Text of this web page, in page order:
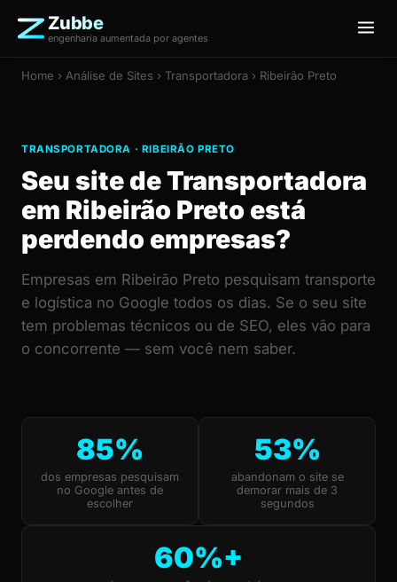
Zubbe
engenharia aumentada por agentes
Home › Análise de Sites › Transportadora › Ribeirão Preto
TRANSPORTADORA · RIBEIRÃO PRETO
Seu site de Transportadora
em Ribeirão Preto está
perdendo empresas?
Empresas em Ribeirão Preto pesquisam transporte
e logística no Google todos os dias. Se o seu site
tem problemas técnicos ou de SEO, eles vão para
o concorrente — sem você nem saber.
85%
dos empresas pesquisam
no Google antes de
escolher
53%
abandonam o site se
demorar mais de 3
segundos
60%+